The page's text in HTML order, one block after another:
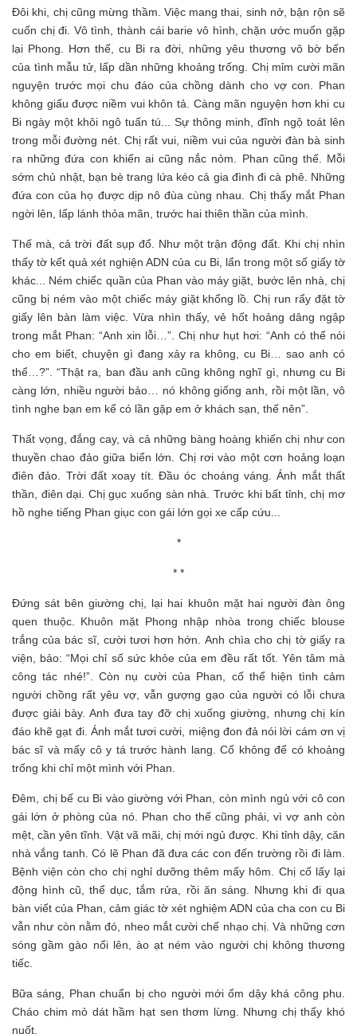
Đôi khi, chị cũng mừng thầm. Việc mang thai, sinh nở, bận rộn sẽ
cuốn chị đi. Vô tình, thành cái barie vô hình, chặn ước muốn gặp
lại Phong. Hơn thế, cu Bi ra đời, những yêu thương vô bờ bến
của tình mẫu tử, lấp dần những khoảng trống. Chị mỉm cười mãn
nguyện trước mọi chu đáo của chồng dành cho vợ con. Phan
không giấu được niềm vui khôn tả. Càng mãn nguyện hơn khi cu
Bi ngày một khôi ngô tuấn tú... Sự thông minh, đĩnh ngộ toát lên
trong mỗi đường nét. Chị rất vui, niềm vui của người đàn bà sinh
ra những đứa con khiến ai cũng nắc nỏm. Phan cũng thế. Mỗi
sớm chủ nhật, bạn bè trang lứa kéo cả gia đình đi cà phê. Những
đứa con của họ được dịp nô đùa cùng nhau. Chị thấy mắt Phan
ngời lên, lấp lánh thỏa mãn, trước hai thiên thần của mình.
Thế mà, cả trời đất sụp đổ. Như một trận động đất. Khi chị nhìn
thấy tờ kết quả xét nghiện ADN của cu Bi, lẩn trong một số giấy tờ
khác... Ném chiếc quần của Phan vào máy giặt, bước lên nhà, chị
cũng bị ném vào một chiếc máy giặt khổng lồ. Chị run rẩy đặt tờ
giấy lên bàn làm việc. Vừa nhìn thấy, vẻ hốt hoảng dâng ngập
trong mắt Phan: “Anh xin lỗi…”. Chị như hụt hơi: “Anh có thể nói
cho em biết, chuyện gì đang xảy ra không, cu Bi… sao anh có
thể…?”. “Thật ra, ban đầu anh cũng không nghĩ gì, nhưng cu Bi
càng lớn, nhiều người bảo… nó không giống anh, rồi một lần, vô
tình nghe bạn em kể có lần gặp em ở khách sạn, thế nên”.
Thất vọng, đắng cay, và cả những bàng hoàng khiến chị như con
thuyền chao đảo giữa biển lớn. Chị rơi vào một cơn hoảng loạn
điên đảo. Trời đất xoay tít. Đầu óc choáng váng. Ánh mắt thất
thần, điên dại. Chị gục xuống sàn nhà. Trước khi bất tỉnh, chị mơ
hồ nghe tiếng Phan giục con gái lớn gọi xe cấp cứu...
*
* *
Đứng sát bên giường chị, lại hai khuôn mặt hai người đàn ông
quen thuộc. Khuôn mặt Phong nhập nhòa trong chiếc blouse
trắng của bác sĩ, cười tươi hơn hớn. Anh chìa cho chị tờ giấy ra
viện, bảo: “Mọi chỉ số sức khỏe của em đều rất tốt. Yên tâm mà
công tác nhé!”. Còn nụ cười của Phan, cố thể hiện tình cảm
người chồng rất yêu vợ, vẫn gượng gạo của người có lỗi chưa
được giải bày. Anh đưa tay đỡ chị xuống giường, nhưng chị kín
đáo khẽ gạt đi. Ánh mắt tươi cười, miệng đon đả nói lời cám ơn vị
bác sĩ và mấy cô y tá trước hành lang. Cố không để có khoảng
trống khi chỉ một mình với Phan.
Đêm, chị bế cu Bi vào giường với Phan, còn mình ngủ với cô con
gái lớn ở phòng của nó. Phan cho thế cũng phải, vì vợ anh còn
mệt, cần yên tĩnh. Vật vã mãi, chị mới ngủ được. Khi tỉnh dậy, căn
nhà vắng tanh. Có lẽ Phan đã đưa các con đến trường rồi đi làm.
Bệnh viện còn cho chị nghỉ dưỡng thêm mấy hôm. Chị cố lấy lại
động hình cũ, thể dục, tắm rửa, rồi ăn sáng. Nhưng khi đi qua
bàn viết của Phan, cảm giác tờ xét nghiệm ADN của cha con cu Bi
vẫn như còn nằm đó, nheo mắt cười chế nhạo chị. Và những cơn
sóng gầm gào nổi lên, ào ạt ném vào người chị không thương
tiếc.
Bữa sáng, Phan chuẩn bị cho người mới ốm dậy khá công phu.
Cháo chim mỏ dát hầm hạt sen thơm lừng. Nhưng chị thấy khó
nuốt.